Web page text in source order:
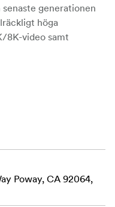
generationen
höga
8K-video samt
Poway, CA 92064,